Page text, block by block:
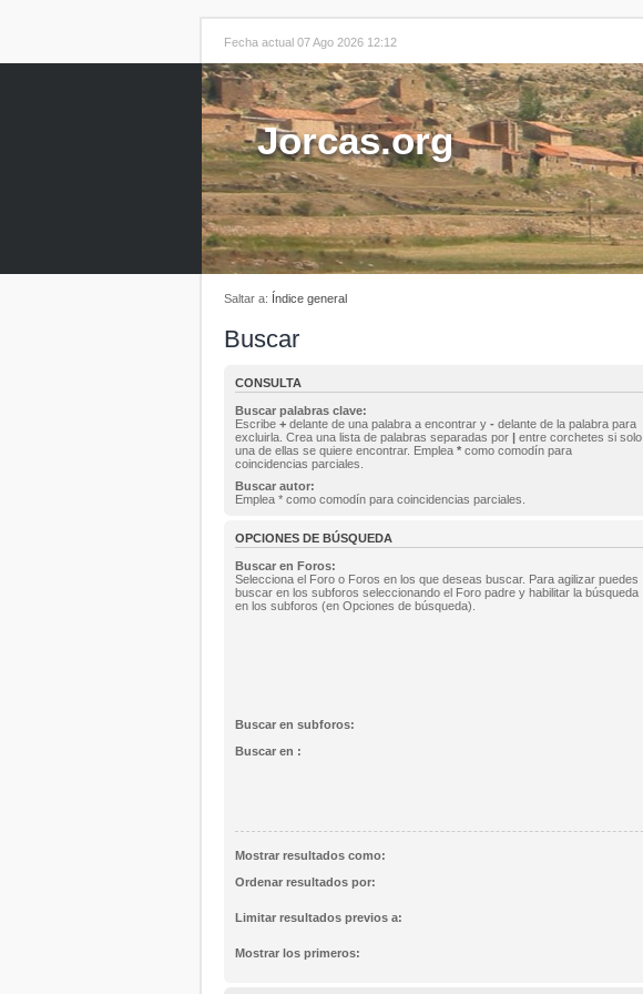
Fecha actual 07 Ago 2026 12:12
Jorcas.org
Saltar a: Índice general
Buscar
CONSULTA
Buscar palabras clave:
Escribe + delante de una palabra a encontrar y - delante de la palabra para
excluirla. Crea una lista de palabras separadas por | entre corchetes si solo
una de ellas se quiere encontrar. Emplea * como comodín para
coincidencias parciales.
Buscar autor:
Emplea * como comodín para coincidencias parciales.
OPCIONES DE BÚSQUEDA
Buscar en Foros:
Selecciona el Foro o Foros en los que deseas buscar. Para agilizar puedes
buscar en los subforos seleccionando el Foro padre y habilitar la búsqueda
en los subforos (en Opciones de búsqueda).
Buscar en subforos:
Buscar en :
Mostrar resultados como:
Ordenar resultados por:
Limitar resultados previos a:
Mostrar los primeros: